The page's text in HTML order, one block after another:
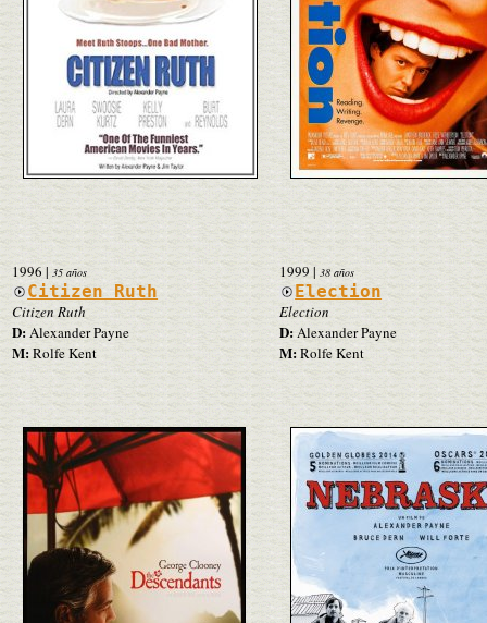
1996 | 35 años
Citizen Ruth
Citizen Ruth
D:Alexander Payne
M:Rolfe Kent
1999| 38 años
Election
Election
D:Alexander Payne
M:Rolfe Kent